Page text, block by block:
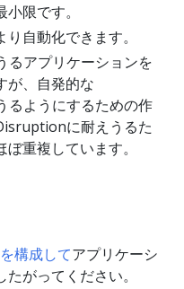
限です。
自動化できます。
アプリケーションを
が、自発的な
ようにするための作
に耐えうるた
重複しています。
構成してアプリケーシ
がってください。